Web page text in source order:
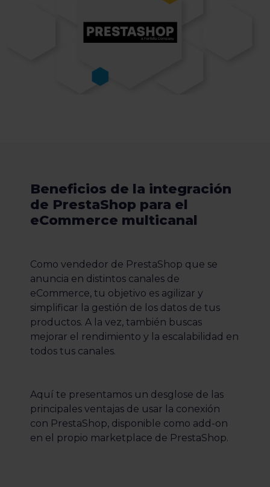
Beneficios de la integración
de PrestaShop para el
eCommerce multicanal
Como vendedor de PrestaShop que se
anuncia en distintos canales de
eCommerce, tu objetivo es agilizar y
simplificar la gestión de los datos de tus
productos. A la vez, también buscas
mejorar el rendimiento y la escalabilidad en
todos tus canales.
Aquí te presentamos un desglose de las
principales ventajas de usar la conexión
con PrestaShop, disponible como add-on
en el propio marketplace de PrestaShop.